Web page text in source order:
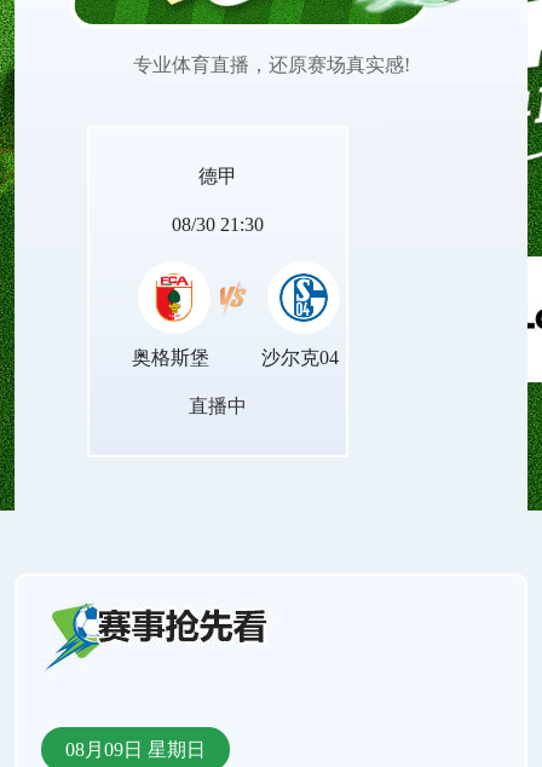
专业体育直播，还原赛场真实感!
德甲
08/30 21:30
奥格斯堡 沙尔克04
直播中
08月09日 星期日